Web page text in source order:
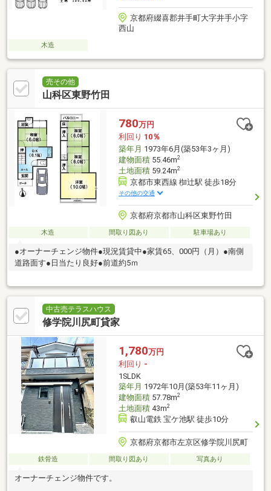
京都府綴喜郡井手町大字井手小字
西山
木造
売その他
山科区東野竹田
780万円
利回り 10％
築年月 1973年6月(築53年3ヶ月)
建物面積55.46m2
土地面積59.24m2
京都市東西線 椥辻駅 徒歩18分
その他の交通
京都府京都市山科区東野竹田
木造 間取り図あり 駐車場あり
●オーナーチェンジ物件●現況賃貸中●家賃65、000円（月）●南側
道路面す●日当たり良好●前道約5ｍ
中古売テラスハウス
修学院川尻町貸家
1,780万円
利回り -
1SLDK
築年月 1972年10月(築53年11ヶ月)
建物面積57.78m2
土地面積43m2
叡山電鉄 宝ケ池駅 徒歩10分
京都府京都市左京区修学院川尻町
鉄骨造 間取り図あり 写真あり
オーナーチェンジ物件です。